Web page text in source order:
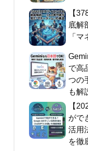
【
底解
「
で高
つの
も解
【
がで
活用
を徹